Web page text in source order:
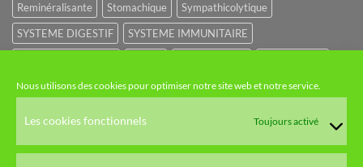
Nous utilisons des cookies pour optimiser notre site web et notre service.
Les cookies fonctionnels Toujours activé
Reminéralisante
Stomachique
Sympathicolytique
SYSTEME DIGESTIF
SYSTEME IMMUNITAIRE
NOS CATÉGORIES